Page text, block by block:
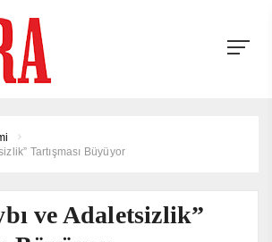
Tartışması Büyüyor
ve Adaletsizlik”